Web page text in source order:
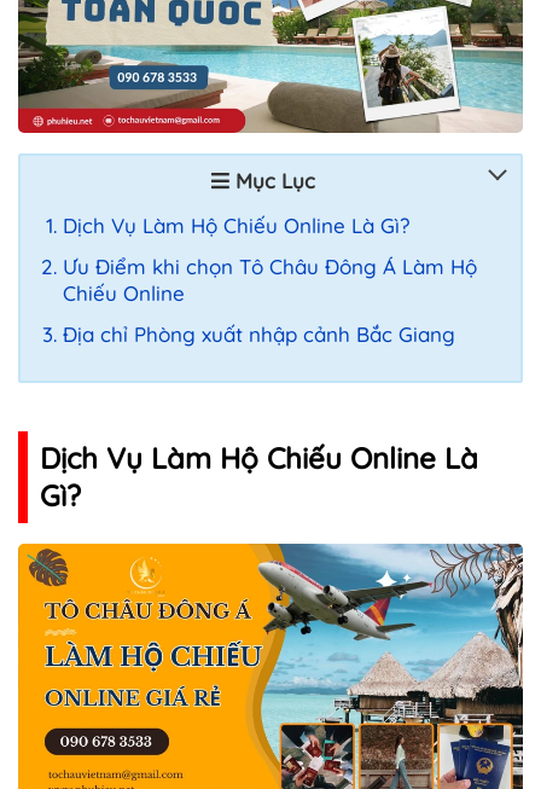
Mục Lục
Dịch Vụ Làm Hộ Chiếu Online Là Gì?
Ưu Điểm khi chọn Tô Châu Đông Á Làm Hộ
Chiếu Online
Địa chỉ Phòng xuất nhập cảnh Bắc Giang
Dịch Vụ Làm Hộ Chiếu Online Là
Gì?